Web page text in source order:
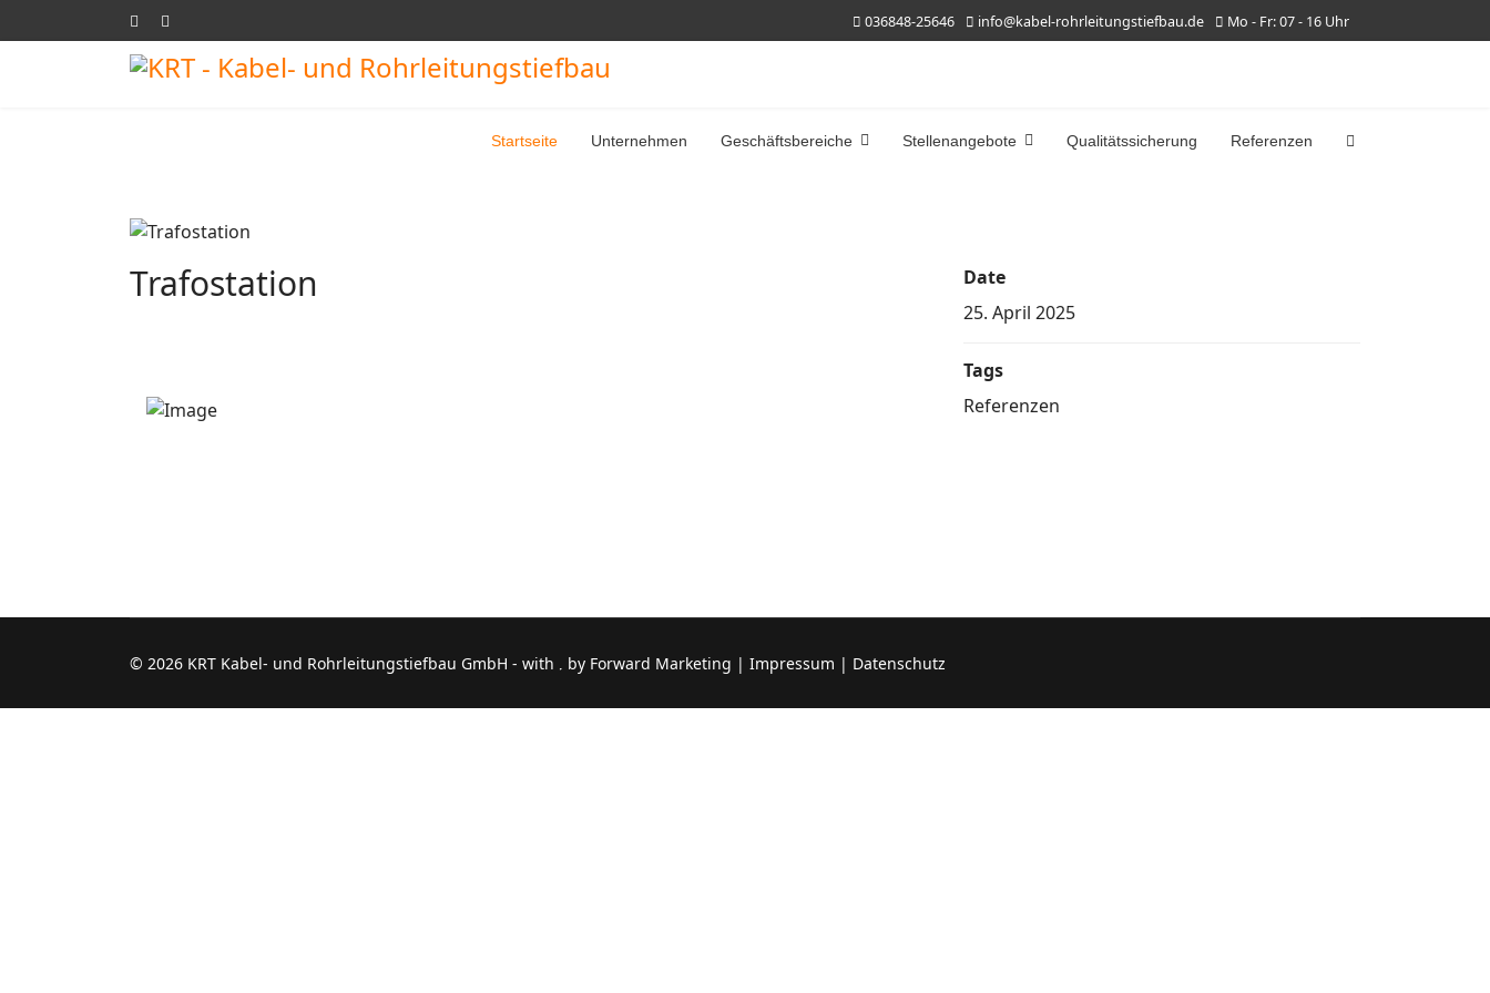
036848-25646 info@kabel-rohrleitungstiefbau.de Mo - Fr: 07 - 16 Uhr
Startseite Unternehmen Geschäftsbereiche Stellenangebote Qualitätssicherung Referenzen
Trafostation
Date
25. April 2025
Tags
Referenzen
© 2026 KRT Kabel- und Rohrleitungstiefbau GmbH - with by Forward Marketing | Impressum | Datenschutz